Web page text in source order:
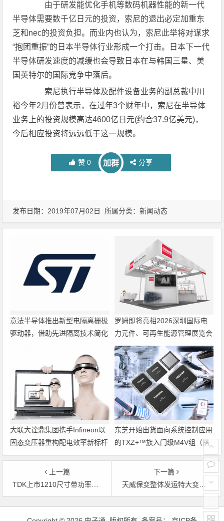
由于研发能优化手机等数码机器性能的新一代
半导体需要数千亿日元的投资，索尼的退出必定加重东
芝和nec的投资负担。而业内也认为，索尼此举将对谋求
“抱团重振”的日本半导体行业形成一个打击。日本下一代
半导体研发速度的减缓也会导致日本在与韩国三星、美
国英特尔的国际竞争中落后。
索尼执行半导体及配件设备业务的副总裁中川
裕今年2月份曾表示，在过年3个财年中，索尼在半导体
业务上的投资规模高达4600亿日元(约合37.9亿美元)，
今后相应投资将远远低于这一规模。
赞 0 加群 分享
发布日期：2019年07月02日 所属分类：新闻动态
意法半导体推出新型电隔离栅极
驱动器，借助先进隔离技术简化
罗姆即将亮相2026深圳国际电
力元件、可再生能源管理展览会
暨研讨会
大联大诠鼎集团携手Infineon以
固态变压器重构配电效率新标杆
东芝开始出货面向系统控制应用
的TXZ+™族入门级M4V组（搭
载Arm Cortex‑M4内核的标准微
控制器）工程样品
上一篇
TDK上市1210尺寸带功率放大器的传感器
下一篇
天威保变整体发运特大变压器
文章导航